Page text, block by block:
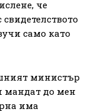
че
само като
министър
мандат до мен
има